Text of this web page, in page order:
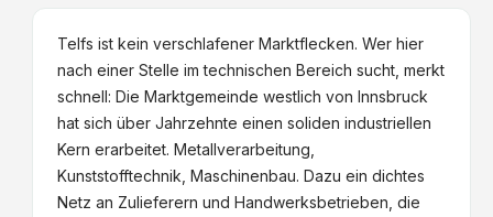
Telfs ist kein verschlafener Marktflecken. Wer hier
nach einer Stelle im technischen Bereich sucht, merkt
schnell: Die Marktgemeinde westlich von Innsbruck
hat sich über Jahrzehnte einen soliden industriellen
Kern erarbeitet. Metallverarbeitung,
Kunststofftechnik, Maschinenbau. Dazu ein dichtes
Netz an Zulieferern und Handwerksbetrieben, die